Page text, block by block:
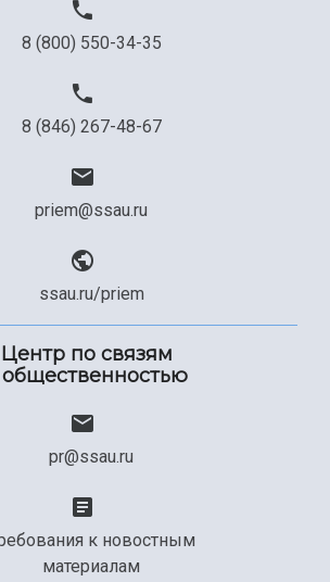
8 (800) 550-34-35
8 (846) 267-48-67
priem@ssau.ru
ssau.ru/priem
Центр по связям
общественностью
pr@ssau.ru
к новостным
материалам